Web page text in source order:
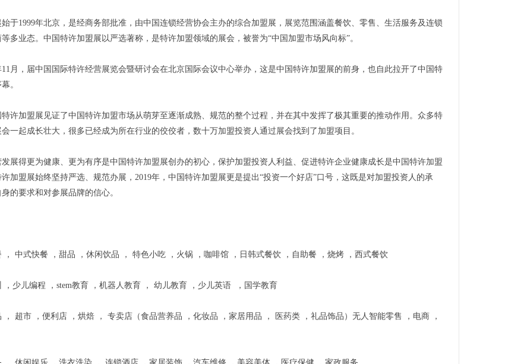
于1999年北京，是经商务部批准，由中国连锁经营协会主办的综合加盟展，展览范围涵盖餐饮、零售、生活服务及连锁
多业态。中国特许加盟展以严选著称，是特许加盟领域的展会，被誉为“中国加盟市场风向标”。
11月，届中国国际特许经营展览会暨研讨会在北京国际会议中心举办，这是中国特许加盟展的前身，也自此拉开了中国特
。
许加盟展见证了中国特许加盟市场从萌芽至逐渐成熟、规范的整个过程，并在其中发挥了极其重要的推动作用。众多特
一起成长壮大，很多已经成为所在行业的佼佼者，数十万加盟投资人通过展会找到了加盟项目。
展得更为健康、更为有序是中国特许加盟展创办的初心，保护加盟投资人利益、促进特许企业健康成长是中国特许加盟
加盟展始终坚持严选、规范办展，2019年，中国特许加盟展更是提出“投资一个好店”口号，这既是对加盟投资人的承
的要求和对参展品牌的信心。
， 中式快餐 ，甜品 ，休闲饮品 ， 特色小吃 ，火锅 ，咖啡馆 ，日韩式餐饮 ，自助餐 ，烧烤 ，西式餐饮
，少儿编程 ，stem教育 ，机器人教育 ， 幼儿教育 ，少儿英语 ，国学教育
， 超市 ，便利店 ，烘焙 ， 专卖店（食品营养品 ，化妆品 ，家居用品 ， 医药类 ，礼品饰品）无人智能零售 ，电商 ，